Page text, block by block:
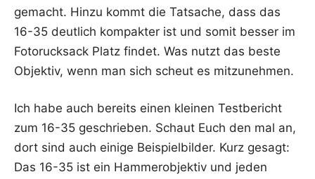
gemacht. Hin­zu kommt die Tat­sa­che, dass das
16-35 deut­lich kom­pak­ter ist und somit bes­ser im
Foto­ruck­sack Platz fin­det. Was nutzt das bes­te
Objek­tiv, wenn man sich scheut es mitzunehmen.
Ich habe auch bereits einen klei­nen Test­be­richt
zum 16-35 geschrie­ben. Schaut Euch den mal an,
dort sind auch eini­ge Bei­spiel­bil­der. Kurz gesagt:
Das 16-35 ist ein Ham­mer­ob­jek­tiv und jeden